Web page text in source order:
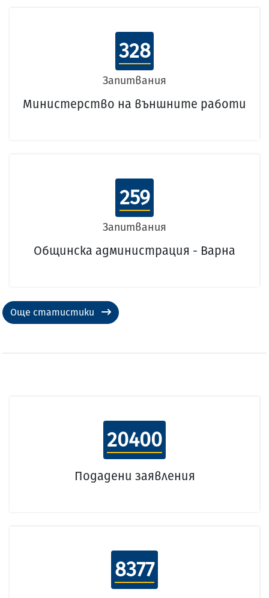
328
Запитвания
Министерство на външните работи
259
Запитвания
Общинска администрация - Варна
Още статистики
20400
Подадени заявления
8377